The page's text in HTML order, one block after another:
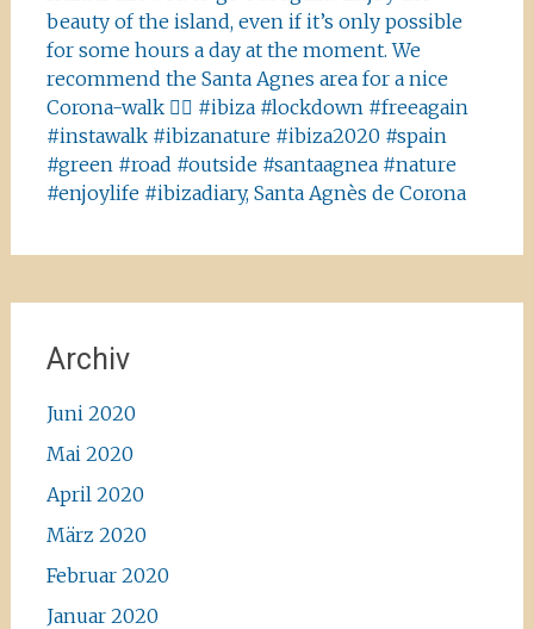
beauty of the island, even if it’s only possible
for some hours a day at the moment. We
recommend the Santa Agnes area for a nice
Corona-walk 👍🏻 #ibiza #lockdown #freeagain
#instawalk #ibizanature #ibiza2020 #spain
#green #road #outside #santaagnea #nature
#enjoylife #ibizadiary, Santa Agnès de Corona
Archiv
Juni 2020
Mai 2020
April 2020
März 2020
Februar 2020
Januar 2020